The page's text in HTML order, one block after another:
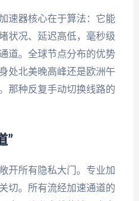
速器核心在于算法：它能
状况、延迟高低，毫秒级
道。全球节点分布的优势
处北美晚高峰还是欧洲午
那种反复手动切换线路的
”
开所有隐私大门。专业加
切。所有流经加速通道的